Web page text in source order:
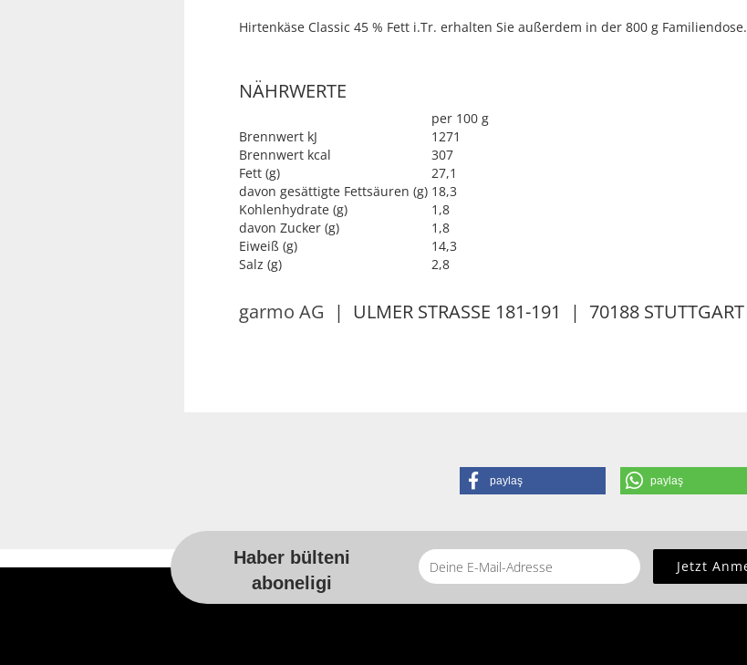
Hirtenkäse Classic 45 % Fett i.Tr. erhalten Sie außerdem in der 800 g Familiendose.
NÄHRWERTE
per 100 g
Brennwert kJ
1271
Brennwert kcal
307
Fett (g)
27,1
davon gesättigte Fettsäuren (g) 18,3
Kohlenhydrate (g)
1,8
davon Zucker (g)
1,8
Eiweiß (g)
14,3
Salz (g)
2,8
garmo AG | ULMER STRASSE 181-191 | 70188 STUTTGART
paylaş paylaş
For more information, please visit the home page for this product.
Haber bülteni
aboneligi